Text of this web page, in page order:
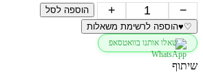
−
כמות
של
טבעת
חוליות
מושחרת
לגבר
+
הוספה לסל
♡
♥הוספה לרשימת משאלות
שאלו אותנו בוואטסאפ
שיתוף